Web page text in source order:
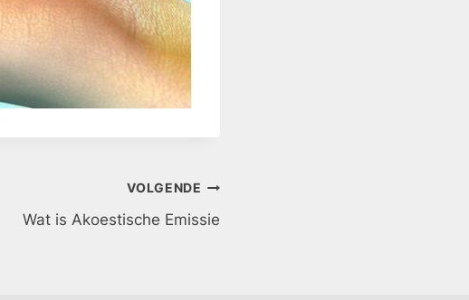
VOLGENDE
Wat is Akoestische Emissie